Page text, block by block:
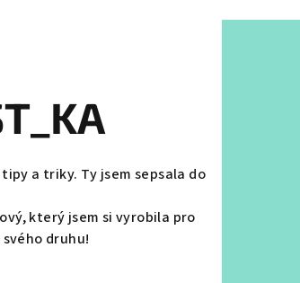
košík
a triky. Ty jsem sepsala do
který jsem si vyrobila pro
druhu!